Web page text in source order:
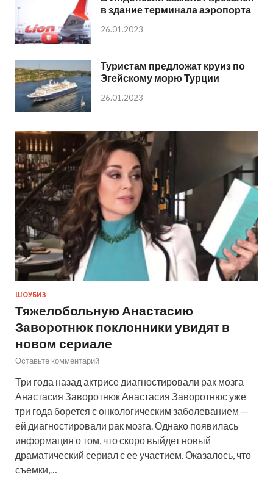
в здание терминала аэропорта
26.01.2023
Туристам предложат круиз по
Эгейскому морю Турции
26.01.2023
ШОУБИЗ
Тяжелобольную Анастасию
Заворотнюк поклонники увидят в
новом сериале
Оставьте комментарий
Три года назад актрисе диагностировали рак мозга
Анастасия Заворотнюк Анастасия Заворотнюс уже
три года борется с онкологическим заболеванием —
ей диагностировали рак мозга. Однако появилась
информация о том, что скоро выйдет новый
драматический сериал с ее участием. Оказалось, что
съемки,…